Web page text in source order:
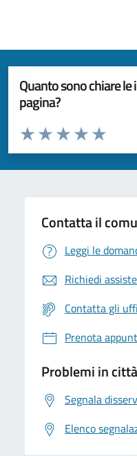
Quanto sono chiare
pagina?
Valuta da 1 a 5 stelle la pagina
Valuta 5
Valuta 4
Valuta 3 stelle
Valuta 2 stelle su 5
Valuta 1 stelle su 5
Contatta il
Leggi le
Richiedi
Contatta gli
Prenota
Problemi in città
Segnala
Elenco